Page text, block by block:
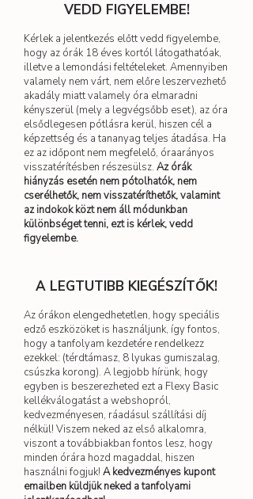
VEDD FIGYELEMBE!
Kérlek a jelentkezés előtt vedd figyelembe,
hogy az órák 18 éves kortól látogathatóak,
illetve a lemondási feltételeket. Amennyiben
valamely nem várt, nem előre leszervezhető
akadály miatt valamely óra elmaradni
kényszerül (mely a legvégsőbb eset), az óra
elsődlegesen pótlásra kerül, hiszen cél a
képzettség és a tananyag teljes átadása. Ha
ez az időpont nem megfelelő, óraarányos
visszatérítésben részesülsz. Az órák
hiányzás esetén nem pótolhatók, nem
cserélhetők, nem visszatéríthetők, valamint
az indokok közt nem áll módunkban
különbséget tenni, ezt is kérlek, vedd
figyelembe.
A LEGTUTIBB KIEGÉSZÍTŐK!
Az órákon elengedhetetlen, hogy speciális
edző eszközöket is használjunk, így fontos,
hogy a tanfolyam kezdetére rendelkezz
ezekkel: (térdtámasz, 8 lyukas gumiszalag,
csúszka korong). A legjobb hírünk, hogy
egyben is beszerezheted ezt a Flexy Basic
kellékválogatást a webshopról,
kedvezményesen, ráadásul szállítási díj
nélkül! Viszem neked az első alkalomra,
viszont a továbbiakban fontos lesz, hogy
minden órára hozd magaddal, hiszen
használni fogjuk! A kedvezményes kupont
emailben küldjük neked a tanfolyami